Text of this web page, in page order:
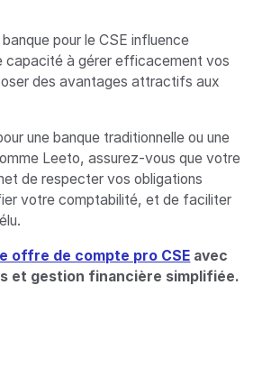
pour le CSE influence
capacité à gérer efficacement vos
des avantages attractifs aux
une banque traditionnelle ou une
Leeto, assurez-vous que votre
de respecter vos obligations
votre comptabilité, et de faciliter
offre de compte pro CSE avec
et gestion financière simplifiée.